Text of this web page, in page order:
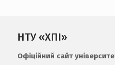
НТУ «ХПІ»
Офіційний сайт